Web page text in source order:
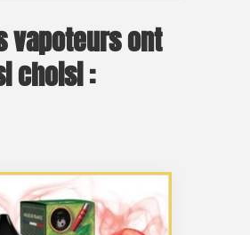
vapoteurs ont
choisi :